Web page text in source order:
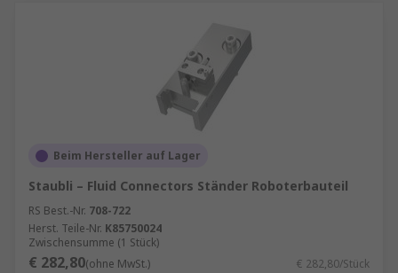
Beim Hersteller auf Lager
Staubli – Fluid Connectors Ständer Roboterbauteil
RS Best.-Nr. 708-722
Herst. Teile-Nr. K85750024
Zwischensumme (1 Stück)
€ 282,80(ohne MwSt.) € 282,80/Stück